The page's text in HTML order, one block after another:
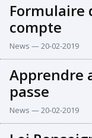
Formulaire
compte
News — 20-02-2019
Apprendre
passe
News — 20-02-2019